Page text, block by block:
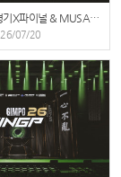
2026 WNGP 경기X파이널 & MUSA 경기X파이널 무대 디자인
26/07/20